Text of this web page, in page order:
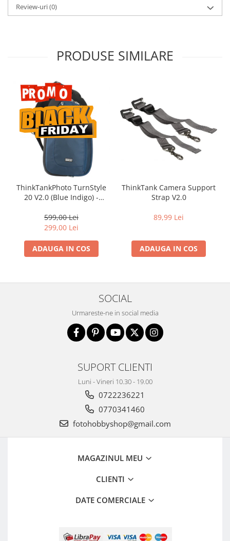
Ring-Flash Adaptor
Huse protectie filtre gel
Carduri memorie, Cititoare
Carduri memorie
Cititoare carduri
Huse protectie card memorie
Telecomenzi
LCD protectie
Recordere audio digitale
Acumulatori Foto
incarcatoare
Baterii
Video
Huse protectie acumulatori foto
Adaptoare pentru convertoare sau
Carcase de tip Cage, pentru
integrare in sisteme video
Huse de ploaie
Microfoane / Reportofoane
Genti, Rucsacuri, Troller foto
Review-uri(0)
PRODUSE SIMILARE
ThinkTankPhoto TurnStyle
20 V2.0 (Blue Indigo) -
bretea
599,00 Lei
299,00 Lei
ADAUGA IN COS
ThinkTank Camera Support
Strap V2.0
89,99 Lei
ADAUGA IN COS
SOCIAL
Urmareste-ne in social media
SUPORT CLIENTI
Luni - Vineri 10.30 - 19.00
0722236221
0770341460
fotohobbyshop@gmail.com
MAGAZINUL MEU
CLIENTI
DATE COMERCIALE